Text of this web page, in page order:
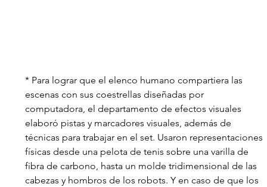
* Para lograr que el elenco humano compartiera las
escenas con sus coestrellas diseñadas por
computadora, el departamento de efectos visuales
elaboró pistas y marcadores visuales, además de
técnicas para trabajar en el set. Usaron representaciones
físicas desde una pelota de tenis sobre una varilla de
fibra de carbono, hasta un molde tridimensional de las
cabezas y hombros de los robots. Y en caso de que los